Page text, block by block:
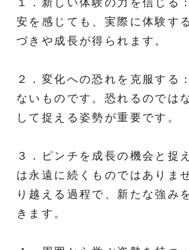
１．新しい体験の力を信じる
安を感じても、実際に体験す
づきや成長が得られます。
２．変化への恐れを克服する
ないものです。恐れるのでは
して捉える姿勢が重要です。
３．ピンチを成長の機会と捉
は永遠に続くものではありま
り越える過程で、新たな強み
きます。